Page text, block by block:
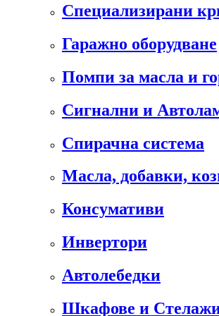
Специализирани
Гаражно оборудване
Помпи за масла и
Сигнални и
Спирачна система
Масла, добавки,
Консумативи
Инвертори
Автолебедки
Шкафове и